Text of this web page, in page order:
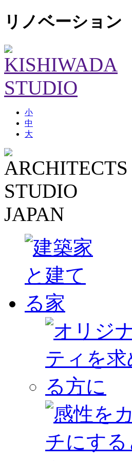
リノベーション
小
中
大